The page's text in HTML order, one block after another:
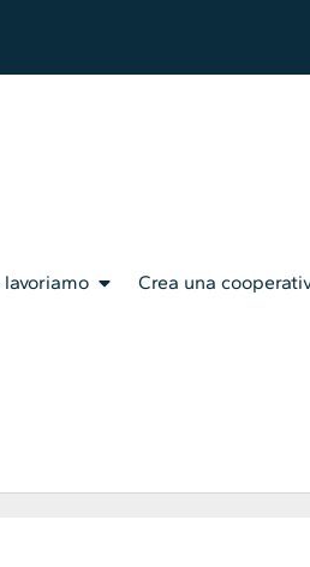
lavoriamo Crea una